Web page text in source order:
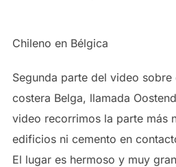
Chileno en Bélgica
Segunda parte del video sobre
costera Belga, llamada
video recorrimos la parte más
edificios ni cemento en
El lugar es hermoso y muy